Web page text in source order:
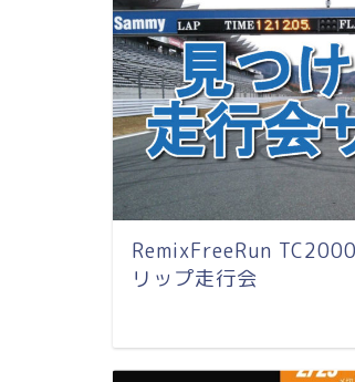
RemixFreeRun
リップ走行会